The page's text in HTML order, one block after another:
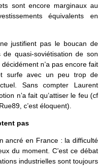
sont encore marginaux au
équivalents en
justifient pas le boucan de
quasi-soviétisation de son
n’a pas encore fait
surfe avec un peu trop de
Sans compter Laurent
n’a fait qu’attiser le feu (cf
c’est éloquent).
pas
ancré en France : la difficulté
du moment. C’est ce débat
industrielles sont toujours